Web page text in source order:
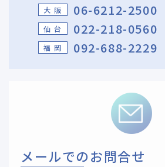
大 阪 06-6212-2500
仙 台 022-218-0560
福 岡 092-688-2229
メールでのお問合せ